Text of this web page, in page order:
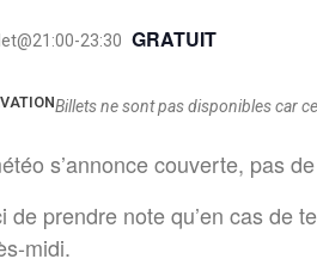
-23:30 GRATUIT
Billets ne sont pas disponibles car
s’annonce couverte, pas
de prendre note qu’en cas de
midi.